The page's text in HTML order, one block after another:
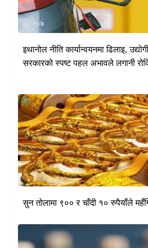
इथानोल नीति कार्यान्वयनमा ढिलाइ,
सरकारको स्पष्ट पहल अभावले लगानी
सुन तोलामा ९०० र चाँदी १० रुपैयाँले